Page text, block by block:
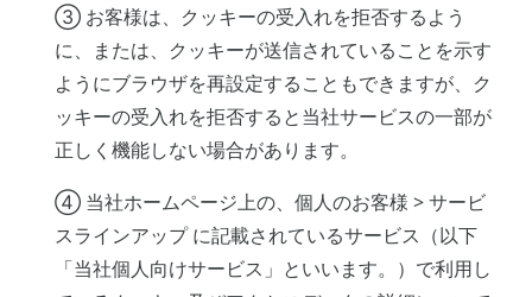
③ お客様は、クッキーの受入れを拒否するよう
に、または、クッキーが送信されていることを示す
ようにブラウザを再設定することもできますが、ク
ッキーの受入れを拒否すると当社サービスの一部が
正しく機能しない場合があります。
④ 当社ホームページ上の、個人のお客様 > サービ
スラインアップ に記載されているサービス（以下
「当社個人向けサービス」といいます。）で利用し